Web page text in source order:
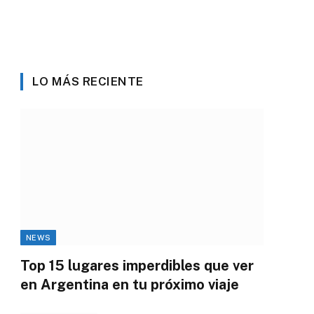
LO MÁS RECIENTE
NEWS
Top 15 lugares imperdibles que ver
en Argentina en tu próximo viaje